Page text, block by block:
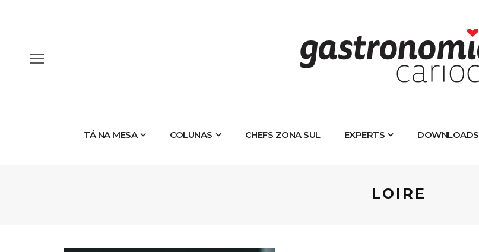
TÁ NA MESA COLUNAS CHEFS ZONA SUL EXPERTS DOWNLOADS
LOIRE